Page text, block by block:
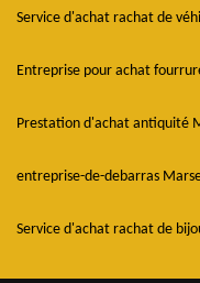
Service d'achat rachat de
Entreprise pour achat
Prestation d'achat antiquité
entreprise-de-debarras
Service d'achat rachat de